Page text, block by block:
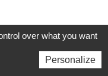
over what you want
Personalize